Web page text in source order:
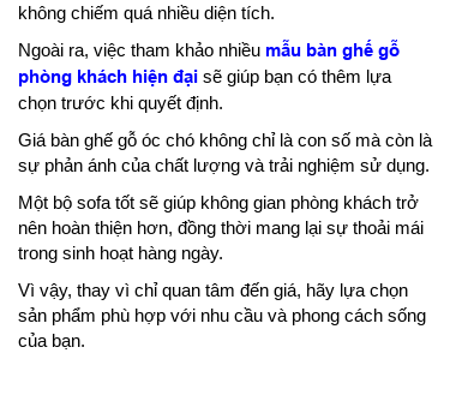
không chiếm quá nhiều diện tích.
Ngoài ra, việc tham khảo nhiều mẫu bàn ghế gỗ
phòng khách hiện đại sẽ giúp bạn có thêm lựa
chọn trước khi quyết định.
Giá bàn ghế gỗ óc chó không chỉ là con số mà còn là
sự phản ánh của chất lượng và trải nghiệm sử dụng.
Một bộ sofa tốt sẽ giúp không gian phòng khách trở
nên hoàn thiện hơn, đồng thời mang lại sự thoải mái
trong sinh hoạt hàng ngày.
Vì vậy, thay vì chỉ quan tâm đến giá, hãy lựa chọn
sản phẩm phù hợp với nhu cầu và phong cách sống
của bạn.